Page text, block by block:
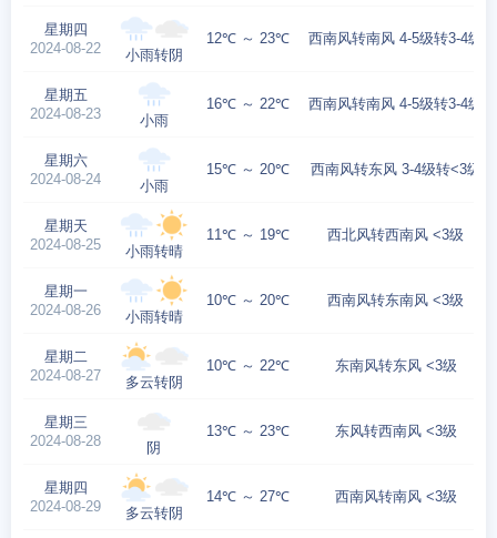
星期四
2024-08-22
小雨转阴
12℃ ～ 23℃ 西南风转南风 4-5级转3-4级
星期五
2024-08-23
小雨
16℃ ～ 22℃ 西南风转南风 4-5级转3-4级
星期六
2024-08-24
小雨
15℃ ～ 20℃ 西南风转东风 3-4级转<3级
星期天
2024-08-25
小雨转晴
11℃ ～ 19℃ 西北风转西南风 <3级
星期一
2024-08-26
小雨转晴
10℃ ～ 20℃ 西南风转东南风 <3级
星期二
2024-08-27
多云转阴
10℃ ～ 22℃ 东南风转东风 <3级
星期三
2024-08-28
阴
13℃ ～ 23℃ 东风转西南风 <3级
星期四
2024-08-29
多云转阴
14℃ ～ 27℃ 西南风转南风 <3级